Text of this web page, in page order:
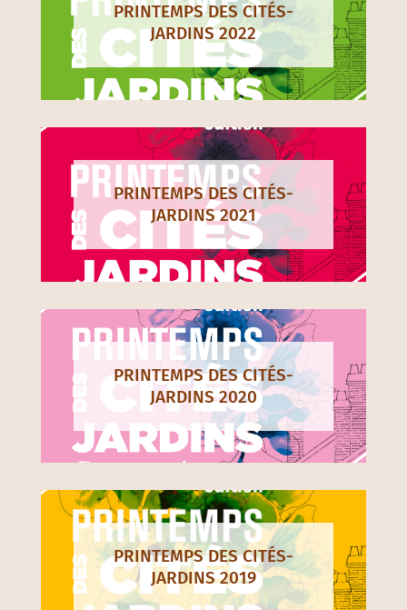
PRINTEMPS DES CITÉS-
JARDINS 2022
PRINTEMPS DES CITÉS-
JARDINS 2021
PRINTEMPS DES CITÉS-
JARDINS 2020
PRINTEMPS DES CITÉS-
JARDINS 2019